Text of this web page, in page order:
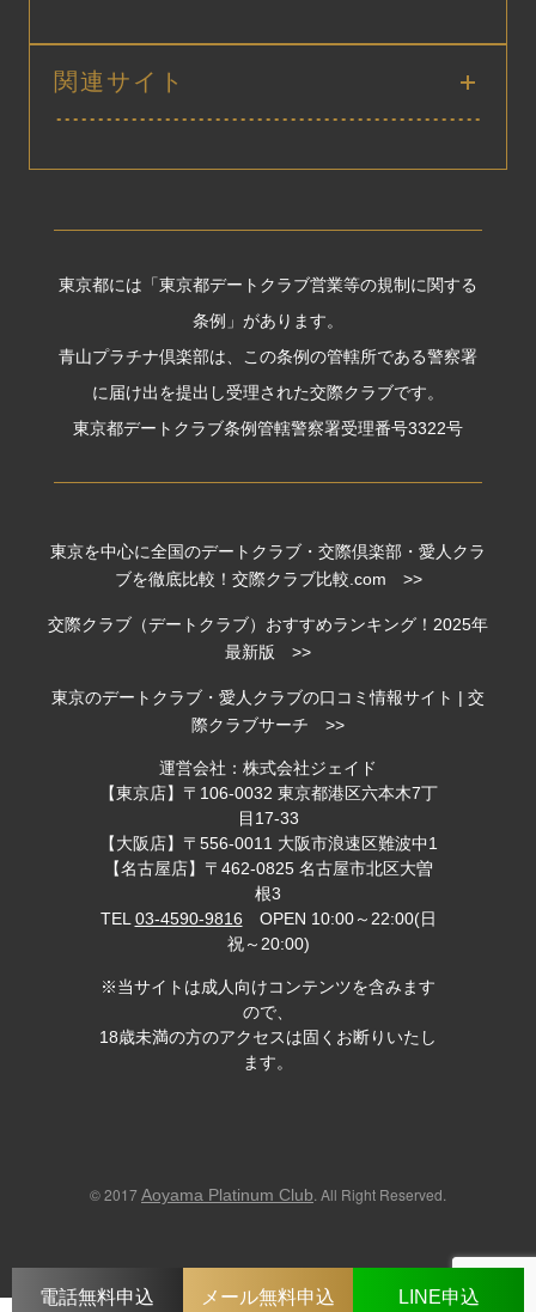
関連サイト
東京都には「東京都デートクラブ営業等の規制に関する
条例」があります。
青山プラチナ倶楽部は、この条例の管轄所である警察署
に届け出を提出し受理された交際クラブです。
東京都デートクラブ条例管轄警察署受理番号3322号
東京を中心に全国のデートクラブ・交際倶楽部・愛人クラ
ブを徹底比較！交際クラブ比較.com >>
交際クラブ（デートクラブ）おすすめランキング！2025年
最新版 >>
東京のデートクラブ・愛人クラブの口コミ情報サイト | 交
際クラブサーチ >>
運営会社：株式会社ジェイド
【東京店】〒106-0032 東京都港区六本木7丁
目17-33
【大阪店】〒556-0011 大阪市浪速区難波中1
【名古屋店】〒462-0825 名古屋市北区大曽
根3
TEL 03-4590-9816 OPEN 10:00～22:00(日
祝～20:00)
※当サイトは成人向けコンテンツを含みます
ので、
18歳未満の方のアクセスは固くお断りいたし
ます。
© 2017 Aoyama Platinum Club . All Right Reserved.
電話無料申込 メール無料申込 LINE申込